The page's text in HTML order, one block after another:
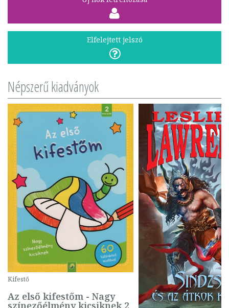
Elfelejtett jelszó
Népszerű kiadványok
Kifestő
Az első kifestőm - Nagy
színezőélmény kicsiknek 2